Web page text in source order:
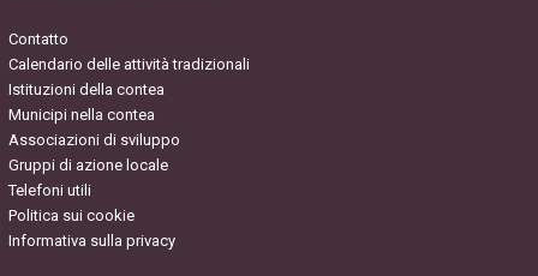
Contatto
Calendario delle attività tradizionali
Istituzioni della contea
Municipi nella contea
Associazioni di sviluppo
Gruppi di azione locale
Telefoni utili
Politica sui cookie
Informativa sulla privacy